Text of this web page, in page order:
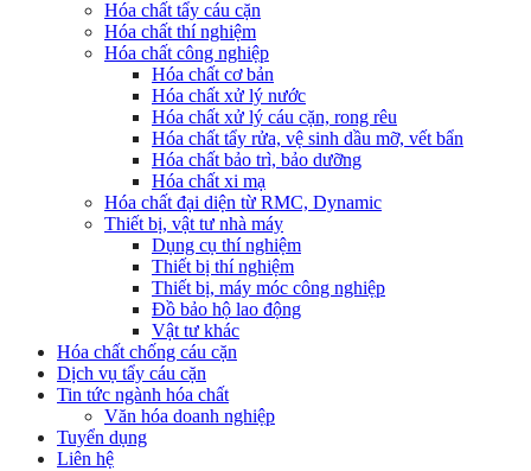
Hóa chất tẩy cáu cặn
Hóa chất thí nghiệm
Hóa chất công nghiệp
Hóa chất cơ bản
Hóa chất xử lý nước
Hóa chất xử lý cáu cặn, rong rêu
Hóa chất tẩy rửa, vệ sinh dầu mỡ, vết bẩn
Hóa chất bảo trì, bảo dưỡng
Hóa chất xi mạ
Hóa chất đại diện từ RMC, Dynamic
Thiết bị, vật tư nhà máy
Dụng cụ thí nghiệm
Thiết bị thí nghiệm
Thiết bị, máy móc công nghiệp
Đồ bảo hộ lao động
Vật tư khác
Hóa chất chống cáu cặn
Dịch vụ tẩy cáu cặn
Tin tức ngành hóa chất
Văn hóa doanh nghiệp
Tuyển dụng
Liên hệ